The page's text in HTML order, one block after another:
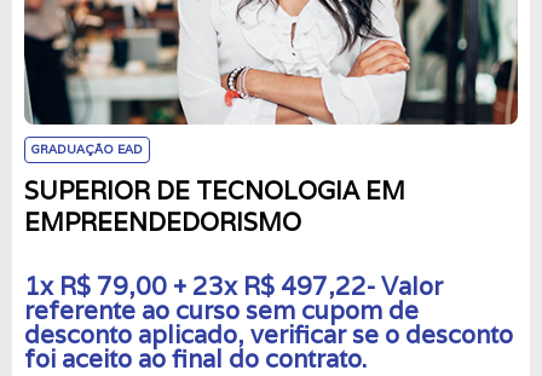
GRADUAÇÃO EAD
SUPERIOR DE TECNOLOGIA EM
EMPREENDEDORISMO
1x R$ 79,00 + 23x R$ 497,22- Valor
referente ao curso sem cupom de
desconto aplicado, verificar se o desconto
foi aceito ao final do contrato.